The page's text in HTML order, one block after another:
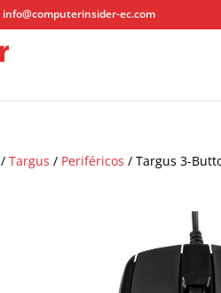
info@computerinsider-ec.com
/Targus / Periféricos / Targus 3-